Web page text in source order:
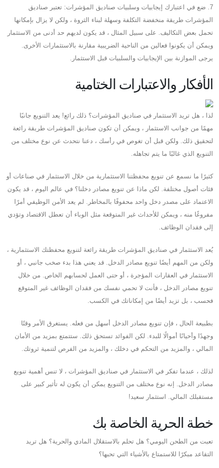
7. ضع في اعتبارك إيجابيات وسلبيات صناديق المؤشرات: تعتبر صناديق
المؤشرات طريقة منخفضة التكلفة وسهلة لبناء الثروة ، ولكن لا يزال بإمكانها
تحمل بعض التكاليف. على سبيل المثال ، قد يكون لديهم حد أدنى من الاستثمار
ويمكن أن يكونوا فعالين من الناحية الضريبية مقارنة بالاستثمارات الأخرى.
يرجى الموازنة بين الإيجابيات والسلبيات قبل الاستثمار.
الأفكار والاعتبارات الختامية
لذا ، هل تريد الاستثمار في صناديق المؤشرات؟ ذلك رائع! يعد التنويع جانبًا
مهمًا من جوانب الاستثمار ، ويمكن أن تكون صناديق المؤشرات طريقة رائعة
لتحقيق ذلك. ولكن قبل أن تغوص في رأسك ، دعنا نتحدث عن نوع مختلف من
التنويع الذي غالبًا ما يتم تجاهله.
كثيرًا ما نسمع عن تنويع محفظتنا الاستثمارية من خلال الاستثمار في صناعات أو
فئات أصول مختلفة. لكن ماذا عن تنويع مصادر دخلنا؟ في عالم اليوم ، قد يكون
الاعتماد على مصدر دخل واحد محفوفًا بالمخاطر. لم يعد الأمن الوظيفي أمرًا
مفروغًا منه ، ويمكن للأحداث غير المتوقعة مثل الوباء أن تعطل الاقتصاد وتؤدي
إلى فقدان الوظائف.
يُعد الاستثمار في صناديق المؤشرات طريقة رائعة لتنويع محفظتك الاستثمارية ،
ولكن من المهم أيضًا تنويع مصادر الدخل. قد يعني هذا بدء صخب جانبي ، أو
الاستثمار في العقارات المؤجرة ، أو حتى العمل لحسابهم الخاص. من خلال
تنويع مصادر الدخل ، فأنت لا تحمي نفسك من فقدان الوظائف غير المتوقع
فحسب ، بل تزيد أيضًا من إمكاناتك في الكسب.
بطبيعة الحال ، فإن تنويع مصادر الدخل أسهل من فعله. يستغرق الأمر وقتًا
وجهدًا وأحيانًا أموالًا للبدء. لكن الفوائد تستحق ذلك. ستتمتع بمزيد من الأمان
المالي ، والمزيد من التحكم في دخلك ، والمزيد من الفرص لتنمية ثروتك.
لذلك ، عندما تفكر في الاستثمار في صناديق المؤشرات ، لا تنس أهمية تنويع
مصادر الدخل. إنه نوع مختلف من التنويع يمكن أن يكون له تأثير كبير على
مستقبلك المالي. استثمار سعيد!
خطة الحرية الخاصة بك
تعبت من الطحن اليومي؟ هل تحلم بالاستقلال المادي والحرية؟ هل تريد
التقاعد مبكرًا للاستمتاع بالأشياء التي تحبها؟